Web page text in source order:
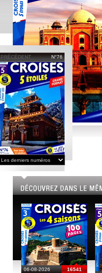
PRÉCÉDENT N°76
06-08-2026 16541